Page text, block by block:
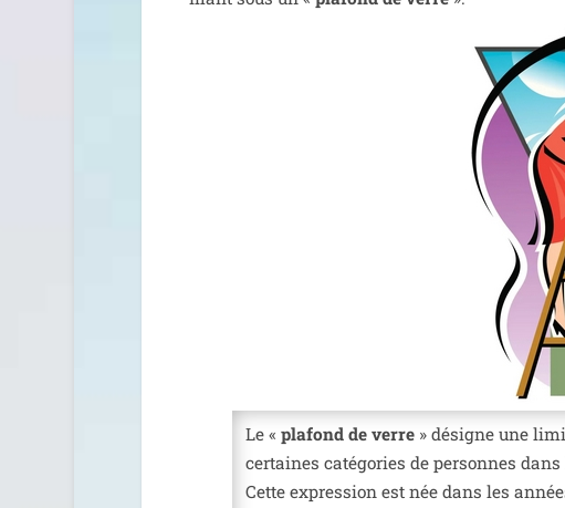
Le «pla­fond de verre » désigne une
cer­taines caté­go­ries de per­sonnes
Cette expres­sion est née dans les